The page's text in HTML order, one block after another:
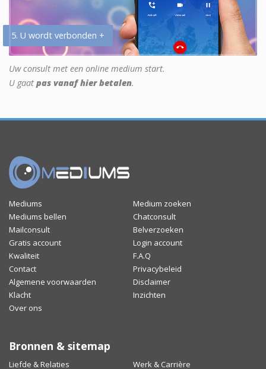
5. U wordt verbonden +
Uw consult met een online medium start.
U gaat pas vanaf hier betalen.
Mediums
Medium zoeken
Mediums bellen
Chatconsult
Mailconsult
Belverzoeken
Gratis account
Login account
Kwaliteit
F.A.Q
Contact
Privacybeleid
Algemene voorwaarden
Disclaimer
Klacht
Inzichten
Over ons
Bronnen & sitemap
Liefde & Relaties Werk & Carrière